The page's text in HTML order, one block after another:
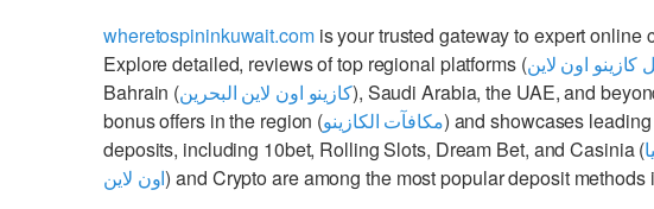
wheretospininkuwait.comis your trusted gateway to expert online
Explore detailed, reviews of top regional platforms (كازينو اون لاين
Bahrain (كازينو اون لاين البحرين), Saudi Arabia, the UAE, and
bonus offers in the region (مكافآت الكازينو) and showcases
deposits, including 10bet, Rolling Slots, Dream Bet, and Casinia (
اون لاين) and Crypto are among the most popular deposit methods